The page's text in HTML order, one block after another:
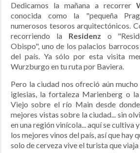
Dedicamos la mañana a recorrer
conocida como la "pequeña
numerosos tesoros arquitectónicos.
recorriendo la Residenz o
Obispo", uno de los palacios
del país. Ya sólo por esta visita
Wurzburgo en tu ruta por Baviera.
Pero la ciudad nos ofreció aún mucho
iglesias, la fortaleza Marienberg o
Viejo sobre el río Main desde
mejores vistas sobre la ciudad... sin
en una región vinícola... aquí se cultiva
los mejores vinos del país, así que hay
solo de cerveza vive el turista que